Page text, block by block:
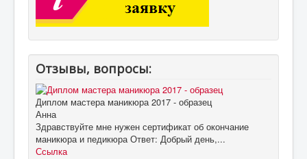
Отзывы, вопросы:
Диплом мастера маникюра 2017 - образец
Анна
Здравствуйте мне нужен сертификат об окончание
маникюра и педикюра Ответ: Добрый день,...
Ссылка